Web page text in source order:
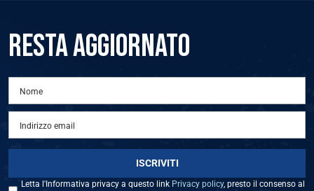
RESTA AGGIORNATO
Letta l'Informativa privacy a questo link Privacy policy, presto il consenso al